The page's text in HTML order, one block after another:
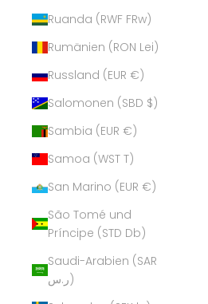
Ruanda (RWF FRw)
Rumänien (RON Lei)
Russland (EUR €)
Salomonen (SBD $)
Sambia (EUR €)
Samoa (WST T)
San Marino (EUR €)
São Tomé und
Príncipe (STD Db)
Saudi-Arabien (SAR
ر.س)